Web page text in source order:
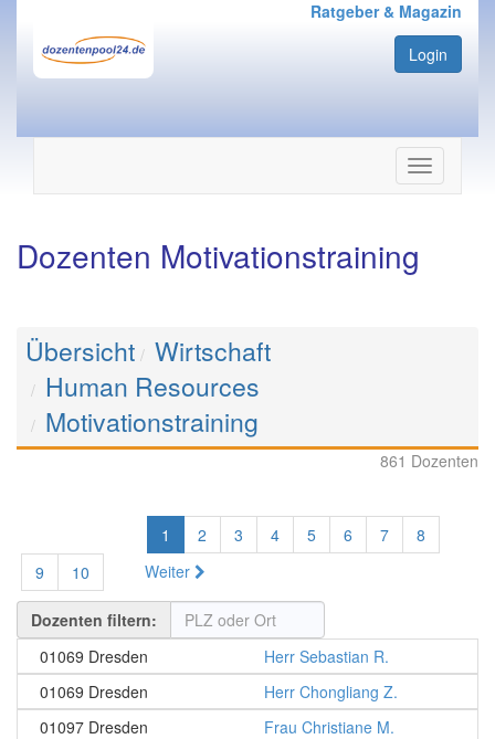
Ratgeber & Magazin
Login
Navigation
ein-/
Dozenten Motivationstraining
Übersicht Wirtschaft
Human Resources
Motivationstraining
861 Dozenten
1 2 3 4 5 6 7
8
9
10 Weiter
Dozenten filtern:
01069 Dresden
Herr Sebastian R.
01069 Dresden
Herr Chongliang Z.
01097 Dresden
Frau Christiane M.